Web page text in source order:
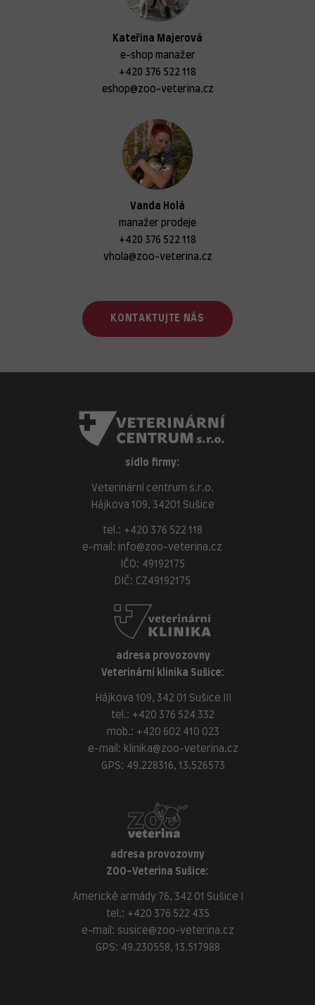
Kateřina Majerová
e-shop manažer
+420 376 522 118
eshop@zoo-veterina.cz
Vanda Holá
manažer prodeje
+420 376 522 118
vhola@zoo-veterina.cz
KONTAKTUJTE NÁS
sídlo firmy:
Veterinární centrum s.r.o.
Hájkova 109, 34201 Sušice
tel.: +420 376 522 118
e-mail:
info@zoo-veterina.cz
IČO: 49192175
DIČ: CZ49192175
adresa provozovny
Veterinární klinika Sušice:
Hájkova 109, 342 01 Sušice III
tel.: +420 376 524 332
mob.: +420 602 410 023
e-mail: klinika@zoo-veterina.cz
GPS: 49.228316, 13.526573
adresa provozovny
ZOO-Veterina Sušice:
Americké armády 76, 342 01 Sušice I
tel.: +420 376 522 435
e-mail: susice@zoo-veterina.cz
GPS: 49.230558, 13.517988